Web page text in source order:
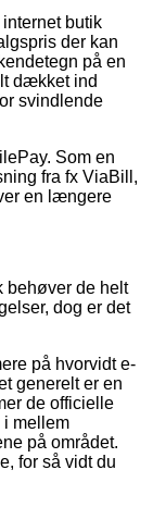
butik
der kan
på en
dækket ind
svindlende
Som en
fra fx ViaBill,
en længere
behøver de helt
dog er det
på hvorvidt e-
generelt er en
de officielle
i mellem
på området.
for så vidt du